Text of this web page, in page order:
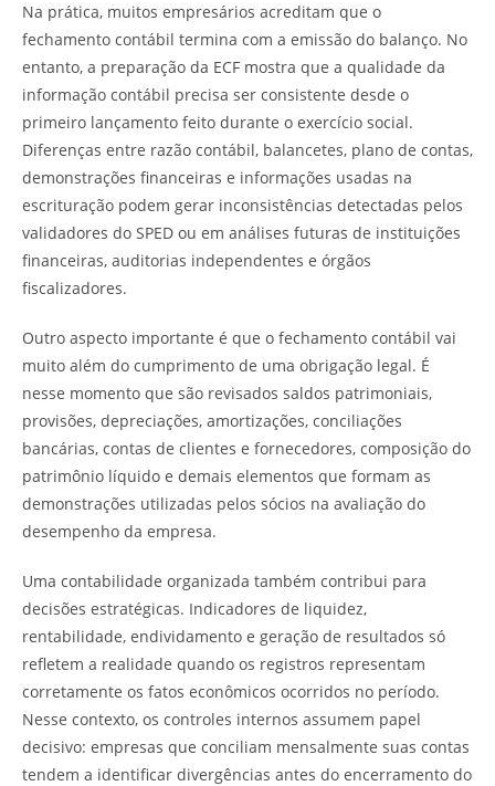
Na prática, muitos empresários acreditam que o
fechamento contábil termina com a emissão do balanço. No
entanto, a preparação da ECF mostra que a qualidade da
informação contábil precisa ser consistente desde o
primeiro lançamento feito durante o exercício social.
Diferenças entre razão contábil, balancetes, plano de contas,
demonstrações financeiras e informações usadas na
escrituração podem gerar inconsistências detectadas pelos
validadores do SPED ou em análises futuras de instituições
financeiras, auditorias independentes e órgãos
fiscalizadores.
Outro aspecto importante é que o fechamento contábil vai
muito além do cumprimento de uma obrigação legal. É
nesse momento que são revisados saldos patrimoniais,
provisões, depreciações, amortizações, conciliações
bancárias, contas de clientes e fornecedores, composição do
patrimônio líquido e demais elementos que formam as
demonstrações utilizadas pelos sócios na avaliação do
desempenho da empresa.
Uma contabilidade organizada também contribui para
decisões estratégicas. Indicadores de liquidez,
rentabilidade, endividamento e geração de resultados só
refletem a realidade quando os registros representam
corretamente os fatos econômicos ocorridos no período.
Nesse contexto, os controles internos assumem papel
decisivo: empresas que conciliam mensalmente suas contas
tendem a identificar divergências antes do encerramento do